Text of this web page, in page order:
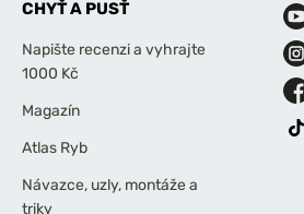
CHYŤ A PUSŤ
Napište recenzi a vyhrajte
1000 Kč
Magazín
Atlas Ryb
Návazce, uzly, montáže a
triky